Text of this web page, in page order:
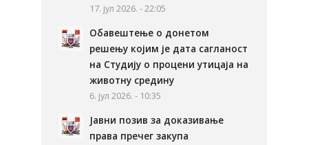
17. јул 2026. - 22:05
Обавештење о донетом
решењу којим је дата сагланост
на Студију о процени утицаја на
животну средину
6. јул 2026. - 10:35
Јавни позив за доказивање
права пречег закупа